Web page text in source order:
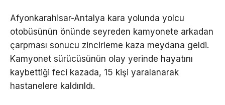
Afyonkarahisar-Antalya kara yolunda yolcu
otobüsünün önünde seyreden kamyonete arkadan
çarpması sonucu zincirleme kaza meydana geldi.
Kamyonet sürücüsünün olay yerinde hayatını
kaybettiği feci kazada, 15 kişi yaralanarak
hastanelere kaldırıldı.